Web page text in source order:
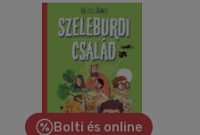
Bolti és online